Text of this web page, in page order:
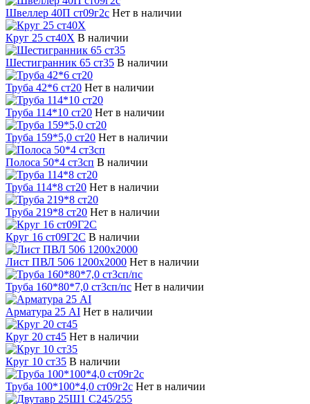
Швеллер 40П ст09г2с Нет в наличии
Круг 25 ст40Х В наличии
Шестигранник 65 ст35 В наличии
Труба 42*6 ст20 Нет в наличии
Труба 114*10 ст20 Нет в наличии
Труба 159*5,0 ст20 Нет в наличии
Полоса 50*4 ст3сп В наличии
Труба 114*8 ст20 Нет в наличии
Труба 219*8 ст20 Нет в наличии
Круг 16 ст09Г2С В наличии
Лист ПВЛ 506 1200х2000 Нет в наличии
Труба 160*80*7,0 ст3сп/пс Нет в наличии
Арматура 25 АI Нет в наличии
Круг 20 ст45 Нет в наличии
Круг 10 ст35 В наличии
Труба 100*100*4,0 ст09г2с Нет в наличии